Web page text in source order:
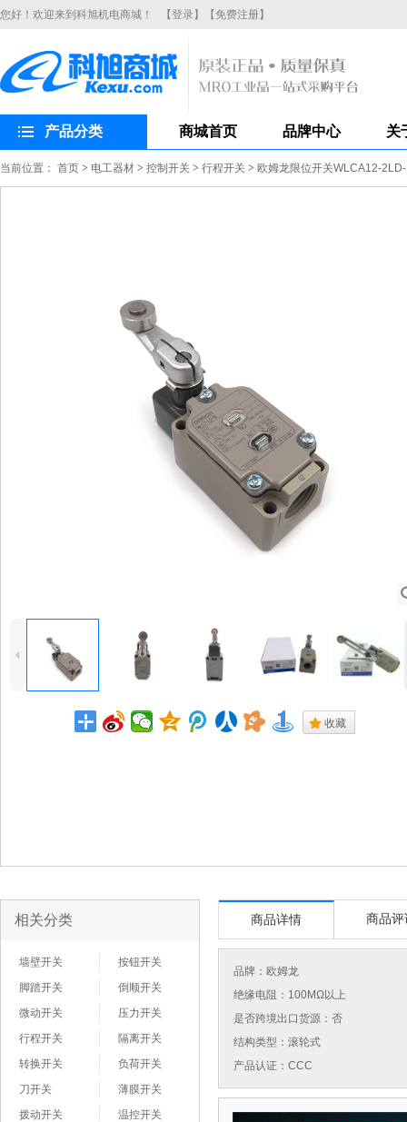
您好！欢迎来到科旭机电商城！ 【登录】 【免费注册】
产品分类 商城首页 品牌中心 关
当前位置： 首页 > 电工器材 > 控制开关 > 行程开关 > 欧姆龙限位开关WLCA12-
4
. 收藏
相关分类
墙壁开关
按钮开关
脚踏开关
倒顺开关
微动开关
压力开关
行程开关
隔离开关
转换开关
负荷开关
刀开关
薄膜开关
拨动开关
温控开关
商品详情 商品评
品牌： 欧姆龙
绝缘电阻：100MΩ以上
是否跨境出口货源：否
结构类型：滚轮式
产品认证：CCC